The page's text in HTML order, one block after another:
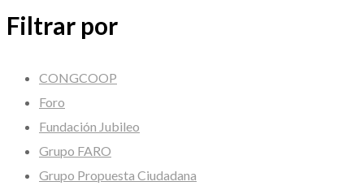
Filtrar por
CONGCOOP
Foro
Fundación Jubileo
Grupo FARO
Grupo Propuesta Ciudadana